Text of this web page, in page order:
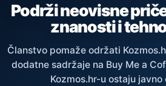
Podrži neovisne
znanosti i
Članstvo pomaže održati
dodatne sadržaje na Buy Me a
Kozmos.hr-u ostaju